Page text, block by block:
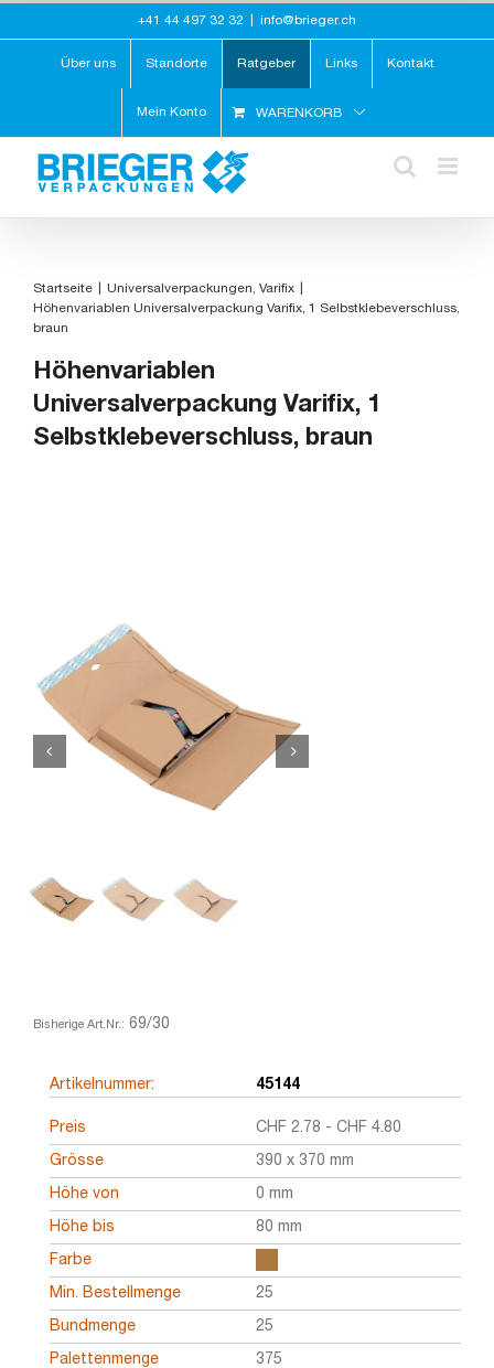
springen
+41 44 497 32 32 info@brieger.ch
Über uns Standorte Ratgeber Links Kontakt
Mein Konto WARENKORB
Startseite Universalverpackungen
Varifix
Höhenvariablen Universalverpackung Varifix, 1 Selbstklebeverschluss,
braun
Höhenvariablen
Universalverpackung Varifix, 1
Selbstklebeverschluss, braun
Bisherige Art.Nr.: 69/30
Artikelnummer: 45144
Preis CHF 2.78 - CHF 4.80
Grösse 390 x 370 mm
Höhe von 0 mm
Höhe bis 80 mm
Farbe
Min. Bestellmenge 25
Bundmenge 25
Palettenmenge 375